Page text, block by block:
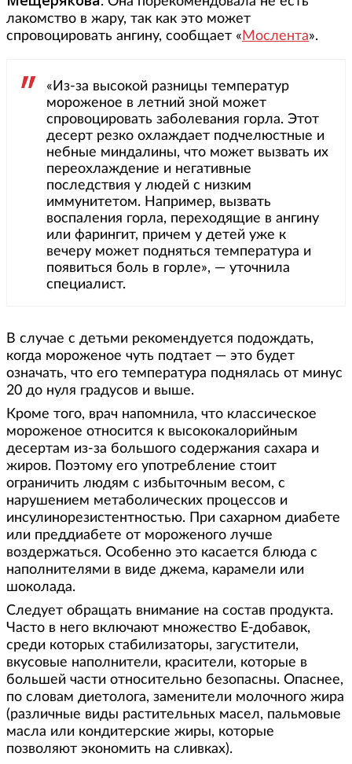
лакомство в жару, так как это может
спровоцировать ангину, сообщает « Мослента».
«Из-за высокой разницы температур
мороженое в летний зной может
спровоцировать заболевания горла. Этот
десерт резко охлаждает подчелюстные и
небные миндалины, что может вызвать их
переохлаждение и негативные
последствия у людей с низким
иммунитетом. Например, вызвать
воспаления горла, переходящие в ангину
или фарингит, причем у детей уже к
вечеру может подняться температура и
появиться боль в горле», — уточнила
специалист.
В случае с детьми рекомендуется подождать,
когда мороженое чуть подтает — это будет
означать, что его температура поднялась от минус
20 до нуля градусов и выше.
Кроме того, врач напомнила, что классическое
мороженое относится к высококалорийным
десертам из-за большого содержания сахара и
жиров. Поэтому его употребление стоит
ограничить людям с избыточным весом, с
нарушением метаболических процессов и
инсулинорезистентностью. При сахарном диабете
или преддиабете от мороженого лучше
воздержаться. Особенно это касается блюда с
наполнителями в виде джема, карамели или
шоколада.
Следует обращать внимание на состав продукта.
Часто в него включают множество Е-добавок,
среди которых стабилизаторы, загустители,
вкусовые наполнители, красители, которые в
большей части относительно безопасны. Опаснее,
по словам диетолога, заменители молочного жира
(различные виды растительных масел, пальмовые
масла или кондитерские жиры, которые
позволяют экономить на сливках).